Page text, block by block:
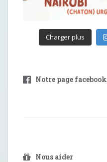
Charger plus
Notre page facebook
Nous aider